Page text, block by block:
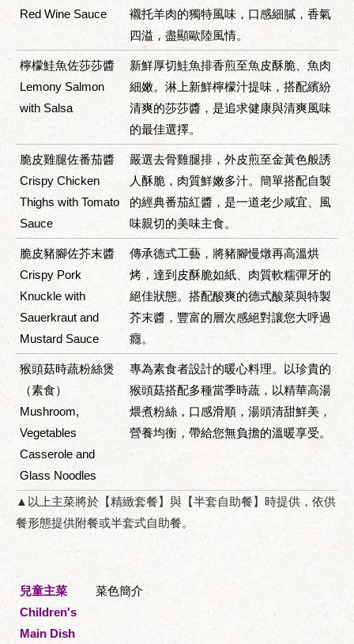
Red Wine Sauce
襯托羊肉的獨特風味，口感細膩，香氣
四溢，盡顯歐陸風情。
檸檬鮭魚佐莎莎醬
Lemony Salmon
with Salsa
新鮮厚切鮭魚排香煎至魚皮酥脆、魚肉
細嫩。淋上新鮮檸檬汁提味，搭配繽紛
清爽的莎莎醬，是追求健康與清爽風味
的最佳選擇。
脆皮雞腿佐番茄醬
Crispy Chicken
Thighs with Tomato
Sauce
嚴選去骨雞腿排，外皮煎至金黃色般誘
人酥脆，肉質鮮嫩多汁。簡單搭配自製
的經典番茄紅醬，是一道老少咸宜、風
味親切的美味主食。
脆皮豬腳佐芥末醬
Crispy Pork
Knuckle with
Sauerkraut and
Mustard Sauce
傳承德式工藝，將豬腳慢燉再高溫烘
烤，達到皮酥脆如紙、肉質軟糯彈牙的
絕佳狀態。搭配酸爽的德式酸菜與特製
芥末醬，豐富的層次感絕對讓您大呼過
癮。
猴頭菇時蔬粉絲煲
（素食）
Mushroom,
Vegetables
Casserole and
Glass Noodles
專為素食者設計的暖心料理。以珍貴的
猴頭菇搭配多種當季時蔬，以精華高湯
煨煮粉絲，口感滑順，湯頭清甜鮮美，
營養均衡，帶給您無負擔的溫暖享受。
▲以上主菜將於【精緻套餐】與【半套自助餐】時提供，依供
餐形態提供附餐或半套式自助餐。
兒童主菜
Children's
Main Dish
菜色簡介